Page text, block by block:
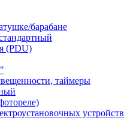
барабане
(PDU)
таймеры
устройств